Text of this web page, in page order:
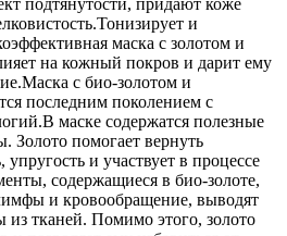
и
маска с золотом и
на кожный покров и дарит ему
с био-золотом и
последним поколением с
маске содержатся полезные
Золото помогает вернуть
и участвует в процессе
содержащиеся в био-золоте,
и кровообращение, выводят
тканей. Помимо этого, золото